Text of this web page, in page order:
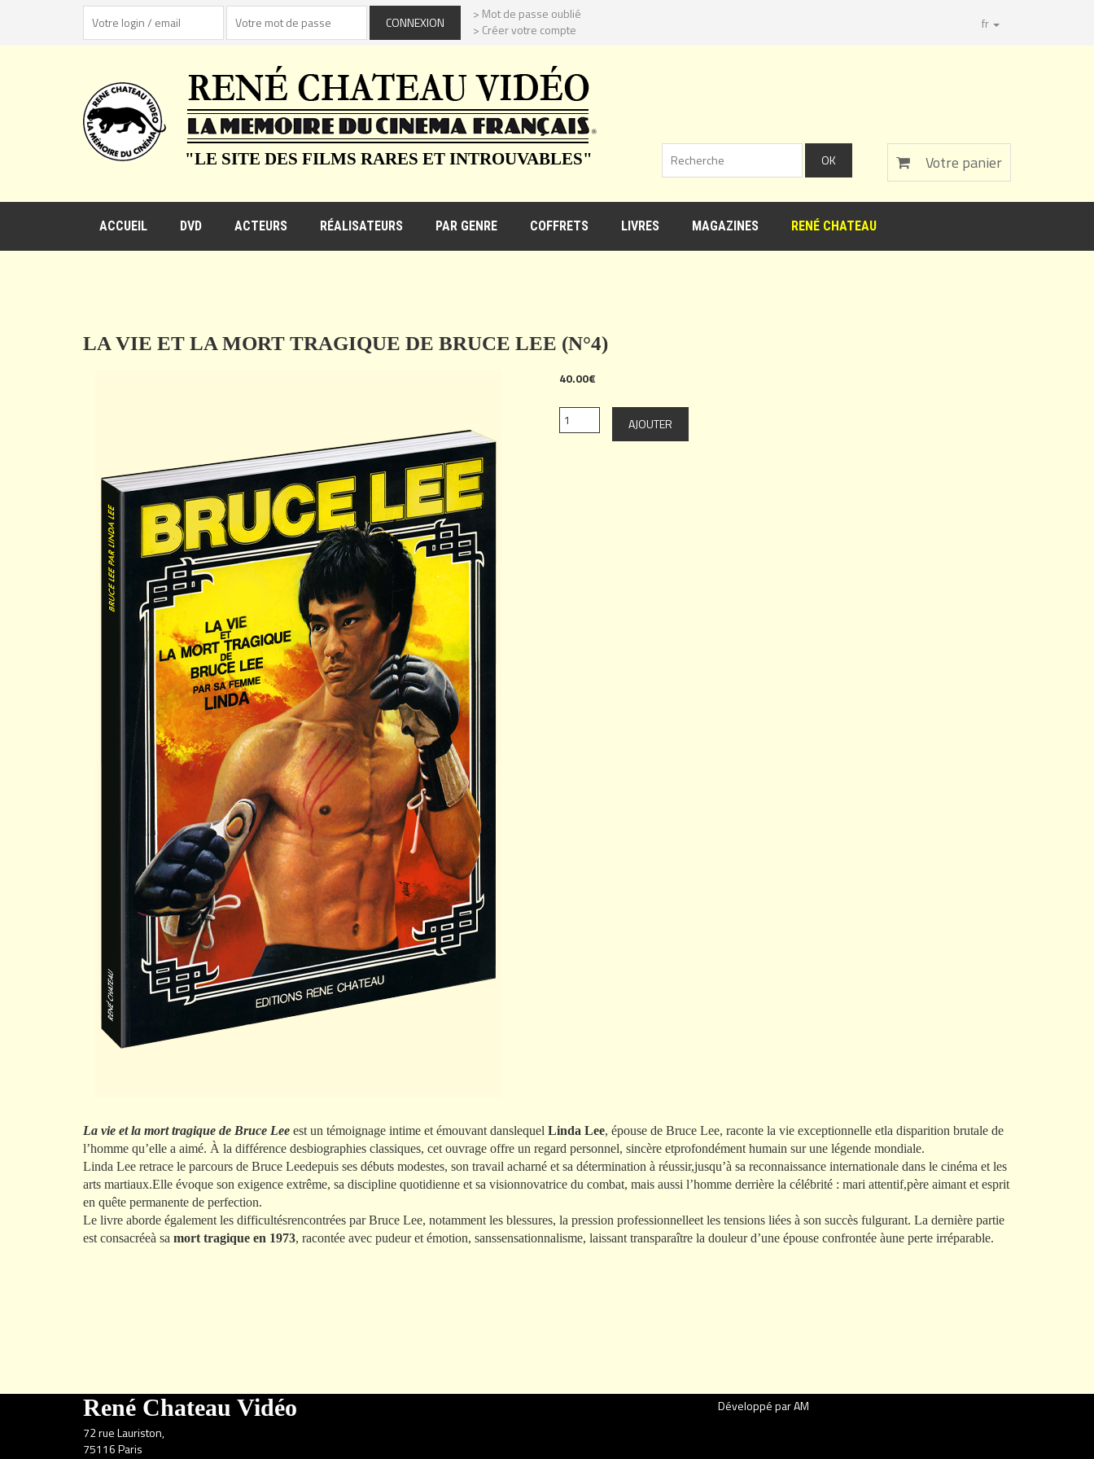
> Mot de passe oublié
> Créer votre compte
fr
"LE SITE DES FILMS RARES ET INTROUVABLES" Votre panier
ACCUEIL DVD ACTEURS RÉALISATEURS PAR GENRE COFFRETS LIVRES MAGAZINES RENÉ CHATEAU
LA VIE ET LA MORT TRAGIQUE DE BRUCE LEE (N°4)
40.00€
La vie et la mort tragique de Bruce Lee est un témoignage intime et émouvant danslequel Linda Lee, épouse de Bruce Lee, raconte la vie exceptionnelle etla disparition brutale de
l’homme qu’elle a aimé. À la différence desbiographies classiques, cet ouvrage offre un regard personnel, sincère etprofondément humain sur une légende mondiale.
Linda Lee retrace le parcours de Bruce Leedepuis ses débuts modestes, son travail acharné et sa détermination à réussir,jusqu’à sa reconnaissance internationale dans le cinéma et les
arts martiaux.Elle évoque son exigence extrême, sa discipline quotidienne et sa visionnovatrice du combat, mais aussi l’homme derrière la célébrité : mari attentif,père aimant et esprit
en quête permanente de perfection.
Le livre aborde également les difficultésrencontrées par Bruce Lee, notamment les blessures, la pression professionnelleet les tensions liées à son succès fulgurant. La dernière partie
est consacréeà sa mort tragique en 1973, racontée avec pudeur et émotion, sanssensationnalisme, laissant transparaître la douleur d’une épouse confrontée àune perte irréparable.
René Chateau Vidéo
72 rue Lauriston,
75116 Paris
Développé par AM